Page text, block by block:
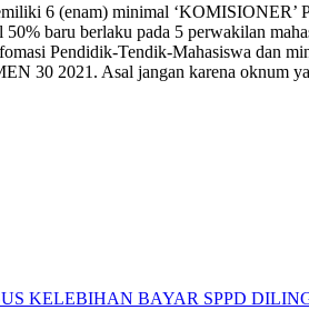
6 (enam) minimal
50% baru berlaku pada 5 perwakilan
Pendidik-Tendik-Mahasiswa dan
30 2021. Asal jangan karena oknum
KELEBIHAN BAYAR SPPD